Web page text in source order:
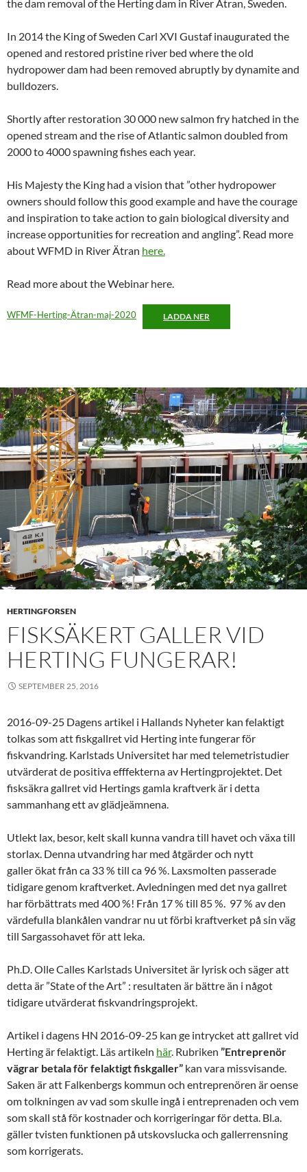
the dam removal of the Herting dam in River Ätran, Sweden.
In 2014 the King of Sweden Carl XVI Gustaf inaugurated the
opened and restored pristine river bed where the old
hydropower dam had been removed abruptly by dynamite and
bulldozers.
Shortly after restoration 30 000 new salmon fry hatched in the
opened stream and the rise of Atlantic salmon doubled from
2000 to 4000 spawning fishes each year.
His Majesty the King had a vision that ”other hydropower
owners should follow this good example and have the courage
and inspiration to take action to gain biological diversity and
increase opportunities for recreation and angling”. Read more
about WFMD in River Ätran here.
Read more about the Webinar here.
WFMF-Herting-Ätran-maj-2020 LADDA NER
HERTINGFORSEN
FISKSÄKERT GALLER VID
HERTING FUNGERAR!
SEPTEMBER 25, 2016
2016-09-25 Dagens artikel i Hallands Nyheter kan felaktigt
tolkas som att fiskgallret vid Herting inte fungerar för
fiskvandring. Karlstads Universitet har med telemetristudier
utvärderat de positiva efffekterna av Hertingprojektet. Det
fisksäkra gallret vid Hertings gamla kraftverk är i detta
sammanhang ett av glädjeämnena.
Utlekt lax, besor, kelt skall kunna vandra till havet och växa till
storlax. Denna utvandring har med åtgärder och nytt
galler ökat från ca 33 % till ca 96 %. Laxsmolten passerade
tidigare genom kraftverket. Avledningen med det nya gallret
har förbättrats med 400 %! Från 17 % till 85 %. 97 % av den
värdefulla blankålen vandrar nu ut förbi kraftverket på sin väg
till Sargassohavet för att leka.
Ph.D. Olle Calles Karlstads Universitet är lyrisk och säger att
detta är ”State of the Art” : resultaten är bättre än i något
tidigare utvärderat fiskvandringsprojekt.
Artikel i dagens HN 2016-09-25 kan ge intrycket att gallret vid
Herting är felaktigt. Läs artikeln här. Rubriken ”Entreprenör
vägrar betala för felaktigt fiskgaller” kan vara missvisande.
Saken är att Falkenbergs kommun och entreprenören är oense
om tolkningen av vad som skulle ingå i entreprenaden och vem
som skall stå för kostnader och korrigeringar för detta. Bl.a.
gäller tvisten funktionen på utskovslucka och gallerrensning
som korrigerats.